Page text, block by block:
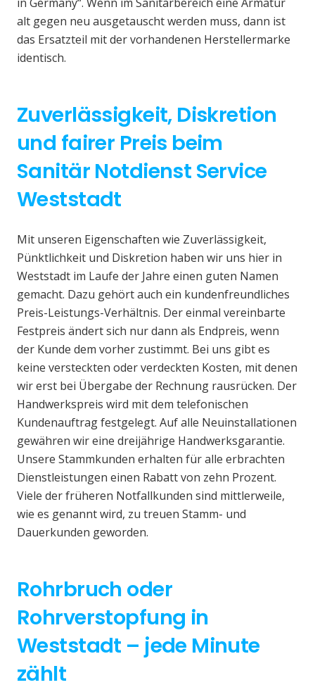
alt gegen neu ausgetauscht werden muss, dann ist
das Ersatzteil mit der vorhandenen Herstellermarke
identisch.
Zuverlässigkeit, Diskretion
und fairer Preis beim
Sanitär Notdienst Service
Weststadt
Mit unseren Eigenschaften wie Zuverlässigkeit,
Pünktlichkeit und Diskretion haben wir uns hier in
Weststadt im Laufe der Jahre einen guten Namen
gemacht. Dazu gehört auch ein kundenfreundliches
Preis-Leistungs-Verhältnis. Der einmal vereinbarte
Festpreis ändert sich nur dann als Endpreis, wenn
der Kunde dem vorher zustimmt. Bei uns gibt es
keine versteckten oder verdeckten Kosten, mit denen
wir erst bei Übergabe der Rechnung rausrücken. Der
Handwerkspreis wird mit dem telefonischen
Kundenauftrag festgelegt. Auf alle Neuinstallationen
gewähren wir eine dreijährige Handwerksgarantie.
Unsere Stammkunden erhalten für alle erbrachten
Dienstleistungen einen Rabatt von zehn Prozent.
Viele der früheren Notfallkunden sind mittlerweile,
wie es genannt wird, zu treuen Stamm- und
Dauerkunden geworden.
Rohrbruch oder
Rohrverstopfung in
Weststadt – jede Minute
zählt